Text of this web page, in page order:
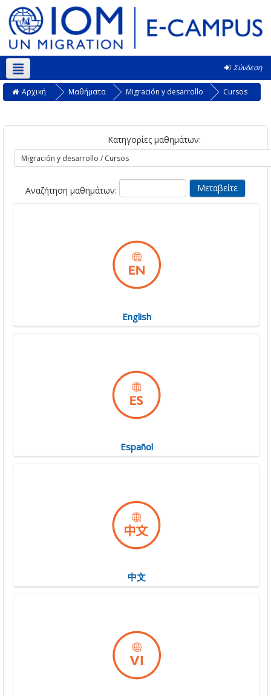
Σύνδεση
Ελληνικά ‎(el)‎
Αρχική Μαθήματα Migración y desarrollo Cursos
Κατηγορίες μαθημάτων:
Αναζήτηση μαθημάτων:
English
Español
中文